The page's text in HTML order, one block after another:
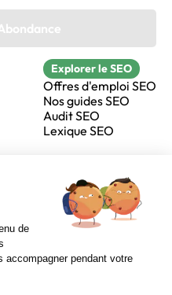
Youtube
Explorer le SEO
Offres d'emploi SEO
Nos guides SEO
Audit SEO
Lexique SEO